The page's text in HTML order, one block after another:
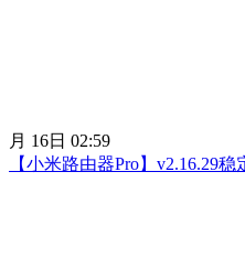
月 16日 02:59
【小米路由器Pro】v2.16.29